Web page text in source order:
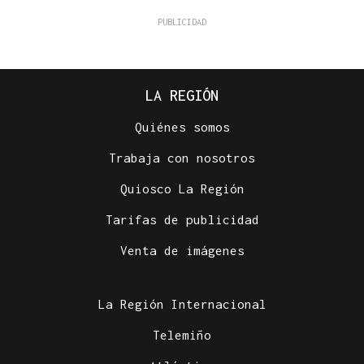
LA REGIÓN
Quiénes somos
Trabaja con nosotros
Quiosco La Región
Tarifas de publicidad
Venta de imágenes
La Región Internacional
Telemiño